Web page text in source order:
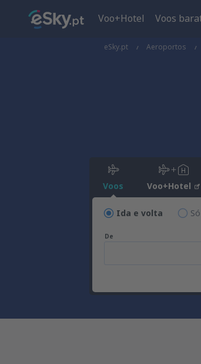
Voo+Hotel Voos
eSky.pt Aeroportos
Voos Voo+Hotel
Ida e volta
De